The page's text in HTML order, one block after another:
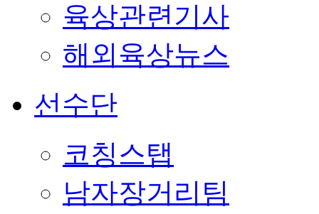
육상관련기사
해외육상뉴스
선수단
코칭스탭
남자장거리팀